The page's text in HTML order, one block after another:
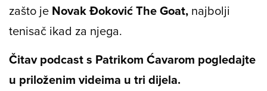
zašto je Novak ĐokovićThe Goat, najbolji
tenisač ikad za njega.
Čitav podcast s Patrikom Ćavarom pogledajte
u priloženim videima u tri dijela.